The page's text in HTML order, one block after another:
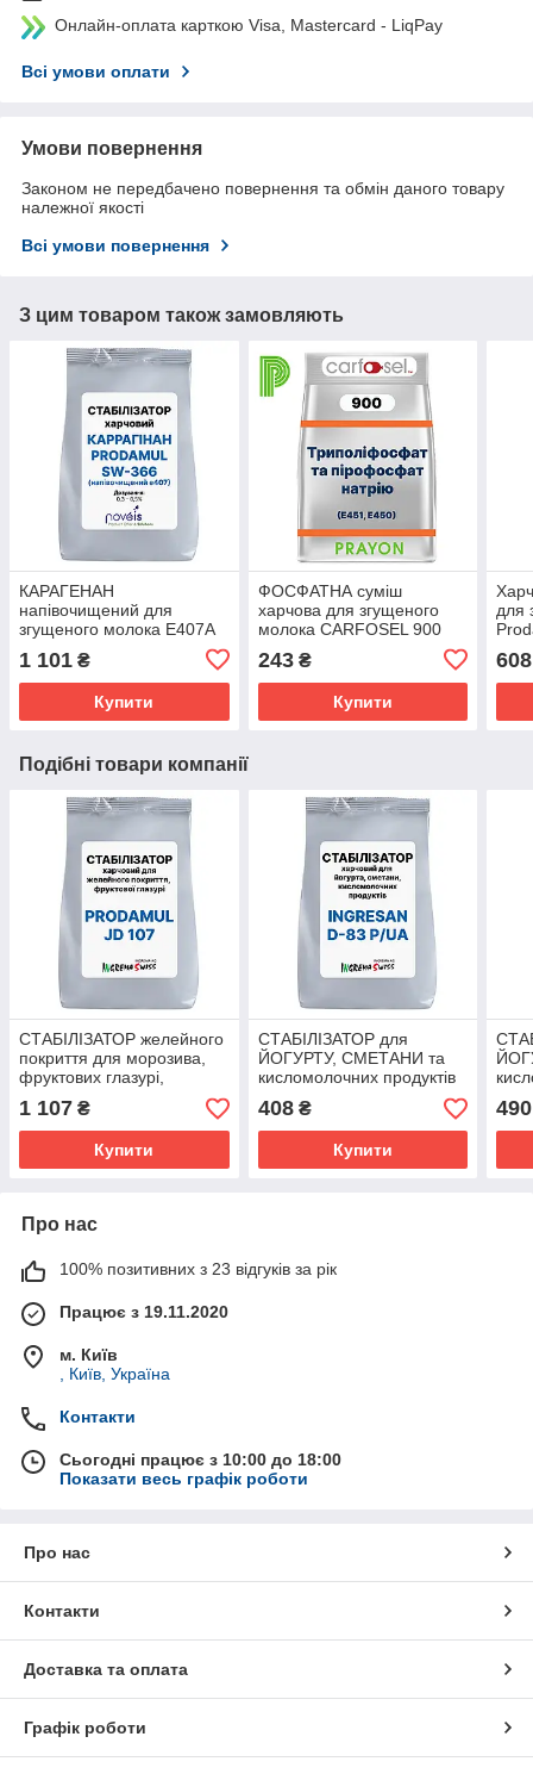
Онлайн-оплата карткою Visa, Mastercard - LiqPay
Всі умови оплати
Умови повернення
Законом не передбачено повернення та обмін даного товару
належної якості
Всі умови повернення
З цим товаром також замовляють
КАРАГЕНАН
напівочищений для
згущеного молока Е407А
Франція
1 101 ₴
Купити
ФОСФАТНА суміш
харчова для згущеного
молока CARFOSEL 900
243₴
Купити
для
608
Подібні товари компанії
СТАБІЛІЗАТОР желейного
покриття для морозива,
фруктових глазурі,
PRODAMUL JD-107
1 107 ₴
Купити
СТАБІЛІЗАТОР для
ЙОГУРТУ, СМЕТАНИ та
кисломолочних продуктів
INGRESAN D-83 P/UA,
Ingrema AG , Швейцарія
408₴
Купити
490
Про нас
100% позитивних з 23 відгуків за рік
Працює з 19.11.2020
м. Київ
, Київ, Україна
Контакти
Сьогодні працює з 10:00 до 18:00
Показати весь графік роботи
Про нас
Контакти
Доставка та оплата
Графік роботи